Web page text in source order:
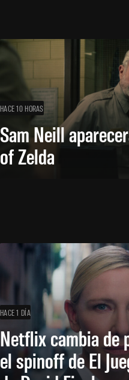
HACE 10 HORAS
Sam Neill
of Zelda
HACE 1 DÍA
Netflix cambia de
el spinoff de El